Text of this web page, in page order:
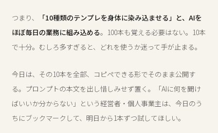
つまり、
「10種類のテンプレを身体に染み込ませる」と、AIを
ほぼ毎日の業務に組み込める。100本も覚える必要はない。10本
で十分。むしろ多すぎると、どれを使うか迷って手が止まる。
今日は、その10本を全部、コピペできる形でそのまま公開す
る。プロンプトの本文を出し惜しみせず置く。「AIに何を聞け
ばいいか分からない」という経営者・個人事業主は、今日のう
ちにブックマークして、明日から1本ずつ試してほしい。